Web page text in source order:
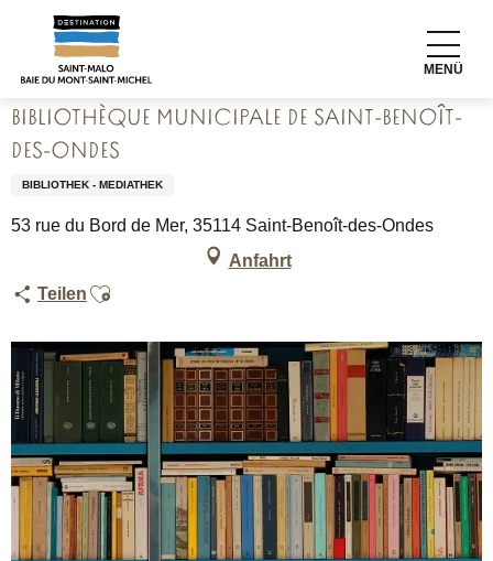
contenu
MENÜ
Startseite
Bibliothèque municipale de Saint-Benoît-des-Ondes
BIBLIOTHÈQUE MUNICIPALE DE SAINT-BENOÎT-
DES-ONDES
BIBLIOTHEK - MEDIATHEK
53 rue du Bord de Mer, 35114 Saint-Benoît-des-Ondes
Anfahrt
Teilen Ajouter aux favoris